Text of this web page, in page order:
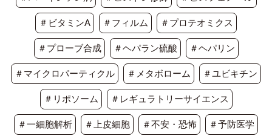
＃ビタミンA ＃フィルム ＃プロテオミクス
＃プローブ合成 ＃ヘパラン硫酸 ＃ヘパリン
＃マイクロパーティクル ＃メタボローム ＃ユビキチン
＃リポソーム ＃レギュラトリーサイエンス
＃一細胞解析 ＃上皮細胞 ＃不安・恐怖 ＃予防医学